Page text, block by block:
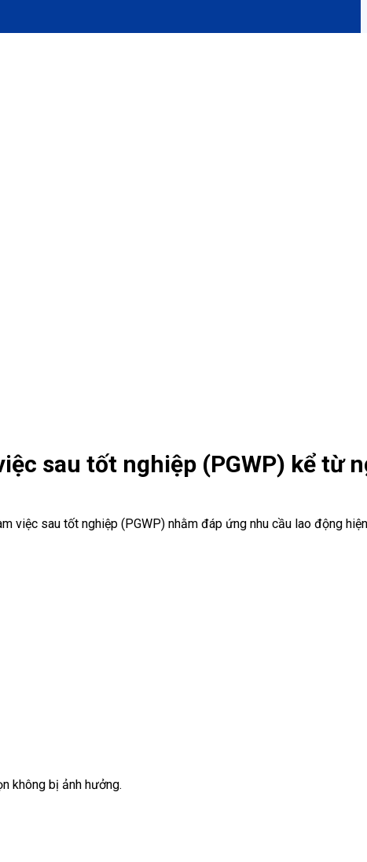
sau tốt nghiệp (PGWP) kể từ
sau tốt nghiệp (PGWP) nhằm đáp ứng nhu cầu lao
không bị ảnh hưởng.